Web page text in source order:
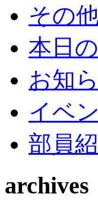
その
本日
お知
イベ
部員
archives